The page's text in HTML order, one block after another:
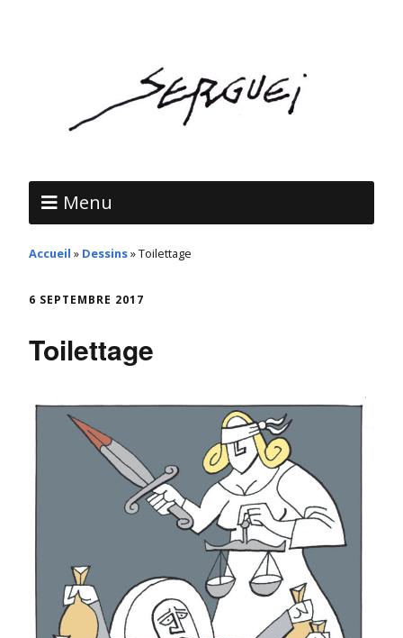
Menu
Accueil » Dessins»Toilettage
6 SEPTEMBRE 2017
Toilettage